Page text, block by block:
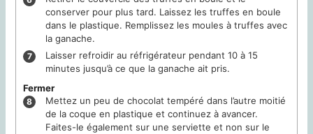
conserver pour plus tard. Laissez les truffes en boule
dans le plastique. Remplissez les moules à truffes avec
la ganache.
Laisser refroidir au réfrigérateur pendant 10 à 15
minutes jusqu’à ce que la ganache ait pris.
Fermer
Mettez un peu de chocolat tempéré dans l’autre moitié
de la coque en plastique et continuez à avancer.
Faites-le également sur une serviette et non sur le